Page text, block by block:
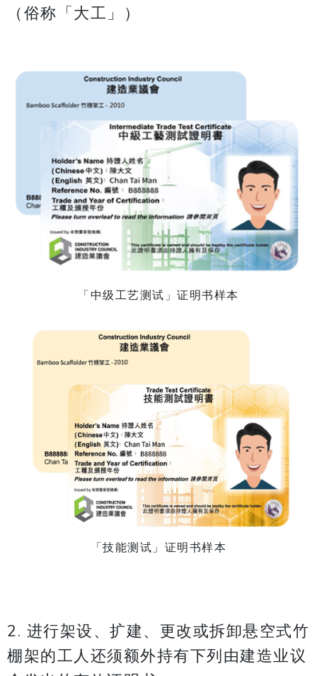
（俗称「大工」）
「中级工艺测试」证明书样本
「技能测试」证明书样本
2. 进行架设、扩建、更改或拆卸悬空式竹
棚架的工人还须额外持有下列由建造业议